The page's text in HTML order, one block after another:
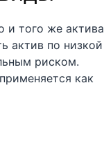
и того же актива
актив по низкой
риском.
как